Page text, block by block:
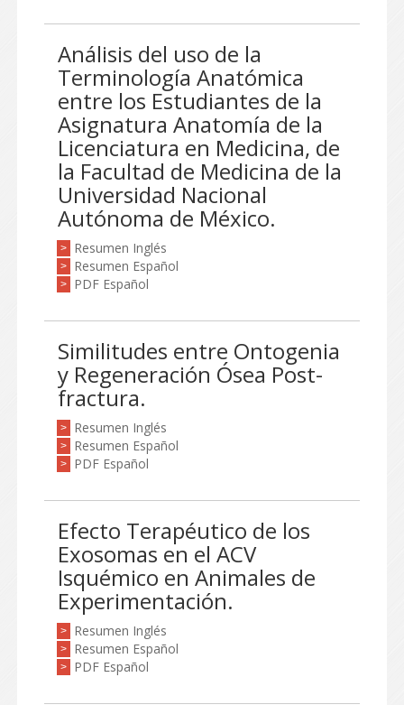
Análisis del uso de la
Terminología Anatómica
entre los Estudiantes de la
Asignatura Anatomía de la
Licenciatura en Medicina, de
la Facultad de Medicina de la
Universidad Nacional
Autónoma de México.
> Resumen Inglés
> Resumen Español
> PDF Español
Similitudes entre Ontogenia
y Regeneración Ósea Post-
fractura.
> Resumen Inglés
> Resumen Español
> PDF Español
Efecto Terapéutico de los
Exosomas en el ACV
Isquémico en Animales de
Experimentación.
> Resumen Inglés
> Resumen Español
> PDF Español